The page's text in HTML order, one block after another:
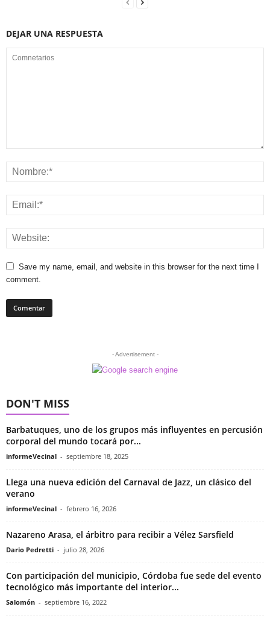
DEJAR UNA RESPUESTA
Save my name, email, and website in this browser for the next time I
comment.
- Advertisement -
DON'T MISS
Barbatuques, uno de los grupos más influyentes en percusión
corporal del mundo tocará por...
informeVecinal - septiembre 18, 2025
Llega una nueva edición del Carnaval de Jazz, un clásico del
verano
informeVecinal - febrero 16, 2026
Nazareno Arasa, el árbitro para recibir a Vélez Sarsfield
Dario Pedretti - julio 28, 2026
Con participación del municipio, Córdoba fue sede del evento
tecnológico más importante del interior...
Salomón - septiembre 16, 2022